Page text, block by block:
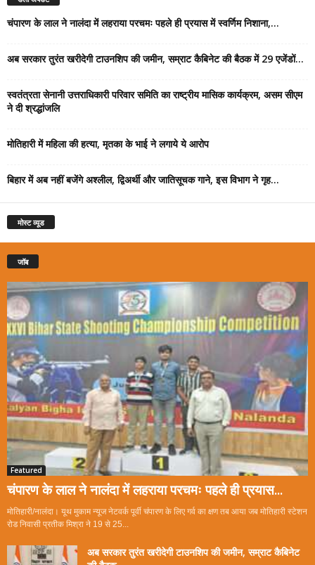
चंपारण के लाल ने नालंदा में लहराया परचमः पहले ही प्रयास में स्वर्णिम निशाना,...
अब सरकार तुरंत खरीदेगी टाउनशिप की जमीन, सम्राट कैबिनेट की बैठक में 29 एजेंडों...
स्वतंत्रता सेनानी उत्तराधिकारी परिवार समिति का राष्ट्रीय मासिक कार्यक्रम, असम सीएम
ने दी श्रद्धांजलि
मोतिहारी में महिला की हत्या, मृतका के भाई ने लगाये ये आरोप
बिहार में अब नहीं बजेंगे अश्लील, द्विअर्थी और जातिसूचक गाने, इस विभाग ने गृह...
मोस्ट व्यूड
जॉब
Featured
चंपारण के लाल ने नालंदा में लहराया परचमः पहले ही प्रयास...
मोतिहारी/नालंदा। यूथ मुकाम न्यूज नेटवर्क पूर्वी चंपारण के लिए गर्व का क्षण तब आया जब मोतिहारी स्टेशन
रोड निवासी प्रतीक मिश्रा ने 19 से 25...
अब सरकार तुरंत खरीदेगी टाउनशिप की जमीन, सम्राट कैबिनेट